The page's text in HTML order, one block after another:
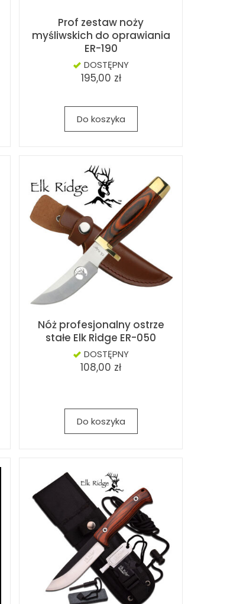
Prof zestaw noży
myśliwskich do oprawiania
ER-190
DOSTĘPNY
195,00 zł
Do koszyka
Nóż profesjonalny ostrze
stałe Elk Ridge ER-050
DOSTĘPNY
108,00 zł
Do koszyka